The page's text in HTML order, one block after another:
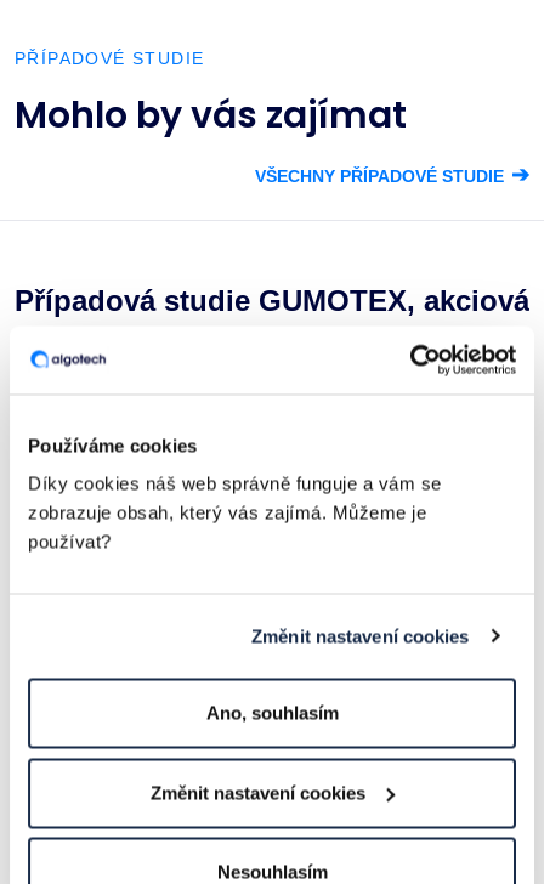
Používáme cookies
Díky cookies náš web správně funguje a vám se
zobrazuje obsah, který vás zajímá. Můžeme je
používat?
Změnit nastavení cookies
Ano, souhlasím
Změnit nastavení cookies
Nesouhlasím
PŘÍPADOVÉ STUDIE
Mohlo by vás zajímat
VŠECHNY PŘÍPADOVÉ STUDIE ➔
Případová studie GUMOTEX, akciová
společnost a řešení pro práci s
čárovými kódy Algotech Data
GUMOTEX, akciová společnost je český výrobce s více než
sedmdesátiletou tradicí v oblasti zpracování pryže a plastů,
sídlící v Břeclavi. Společnost se specializuje na výrobu
gumotextilních nafukovacích člunů, záchranných systémů,